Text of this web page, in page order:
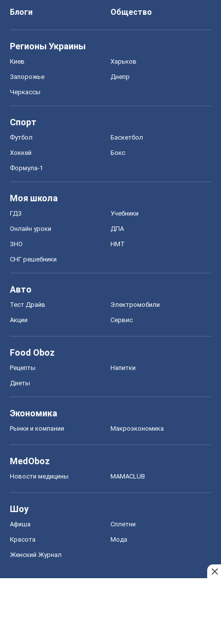
Блоги
Общество
Регионы Украины
Киев Харьков
Запорожье Днепр
Черкассы
Спорт
Футбол Баскетбол
Хоккей Бокс
Формула-1
Моя школа
ГДЗ Учебники
Онлайн уроки ДПА
ЗНО НМТ
СНГ решебники
Авто
Тест Драйв Электромобили
Акции Сервис
Food Oboz
Рецепты Напитки
Диеты
Экономика
Рынки и компании Mакроэкономика
MedOboz
Новости медицины MAMACLUB
Шоу
Афиша Сплетни
Красота Мода
Женский Журнал